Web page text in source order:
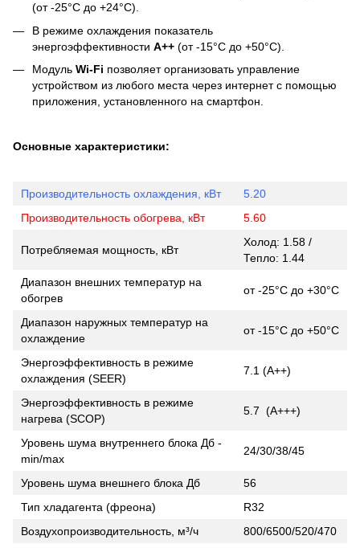
(от -25°С до +24°С).
В режиме охлаждения показатель
энергоэффективности A++ (от -15°С до +50°С).
Модуль Wi-Fi позволяет организовать управление
устройством из любого места через интернет с помощью
приложения, установленного на смартфон.
Основные характеристики:
Производительность охлаждения, кВт
5.20
Производительность обогрева, кВт
5.60
Потребляемая мощность, кВт
Холод: 1.58 /
Тепло: 1.44
Диапазон внешних температур на
обогрев
от -25°С до +30°С
Диапазон наружных температур на
охлаждение
от -15°С до +50°С
Энергоэффективность в режиме
охлаждения (SEER)
7.1 (A++)
Энергоэффективность в режиме
нагрева (SCOP)
5.7 (A+++)
Уровень шума внутреннего блока Дб -
min/max
24/30/38/45
Уровень шума внешнего блока Дб
56
Тип хладагента (фреона)
R32
Воздухопроизводительность, м³/ч
800/6500/520/470